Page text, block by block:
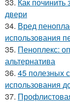
двери
34. Вред
использования
35. Пеноплекс:
альтернатива
36. 45 полезных
использования
37.